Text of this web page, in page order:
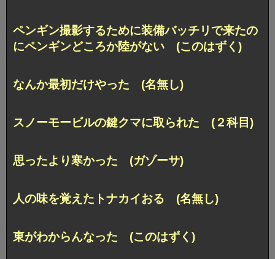
ペンギン撮影するために装備バッチリで来たの
にペンギンどころか陸がない (このはずく)
なんか最初だけやった (名無し)
スノーモービルの鍵クマに取られた (２科目)
思ったより寒かった (ガゾーサ)
人の味を覚えたトナカイおる (名無し)
東がわからんなった (このはずく)